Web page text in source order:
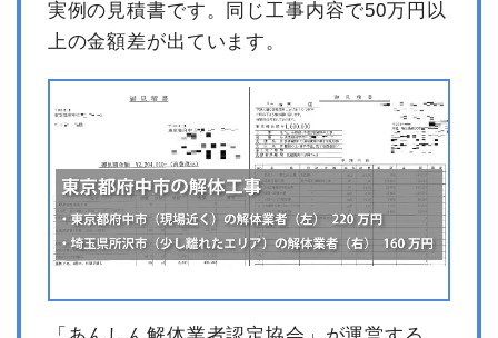
実例の見積書です。同じ工事内容で50万円以
上の金額差が出ています。